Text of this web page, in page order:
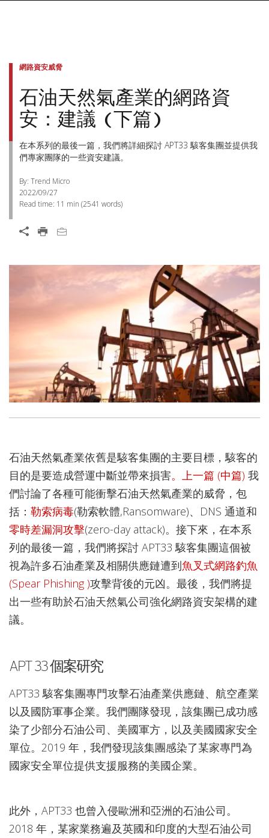
網路資安威脅
石油天然氣產業的網路資
安：建議 (下篇)
在本系列的最後一篇，我們將詳細探討 APT33 駭客集團並提供我
們專家團隊的一些資安建議。
By: Trend Micro
2022/09/27
Read time: 11 min (2541 words)
石油天然氣產業依舊是駭客集團的主要目標，駭客的
目的是要造成營運中斷並帶來損害。上一篇 (中篇) 我
們討論了各種可能衝擊石油天然氣產業的威脅，包
括： 勒索病毒(勒索軟體,Ransomware)、DNS 通道和
零時差漏洞攻擊(zero-day attack)。接下來，在本系
列的最後一篇，我們將探討 APT33 駭客集團這個被
視為許多石油產業及相關供應鏈遭到魚叉式網路釣魚
(Spear Phishing )攻擊背後的元凶。最後，我們將提
出一些有助於石油天然氣公司強化網路資安架構的建
議。
APT 33 個案研究
APT33 駭客集團專門攻擊石油產業供應鏈、航空產業
以及國防軍事企業。我們團隊發現，該集團已成功感
染了少部分石油公司、美國軍方，以及美國國家安全
單位。2019 年，我們發現該集團感染了某家專門為
國家安全單位提供支援服務的美國企業。
此外，APT33 也曾入侵歐洲和亞洲的石油公司。
2018 年，某家業務遍及英國和印度的大型石油公司